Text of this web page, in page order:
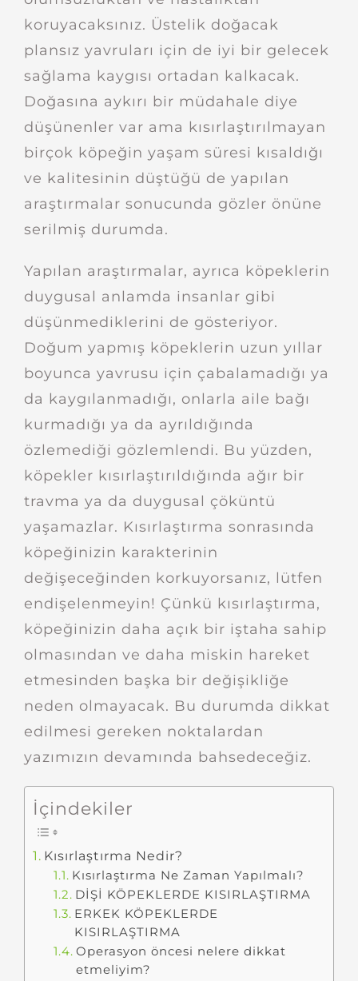
koruyacaksınız. Üstelik doğacak
plansız yavruları için de iyi bir gelecek
sağlama kaygısı ortadan kalkacak.
Doğasına aykırı bir müdahale diye
düşünenler var ama kısırlaştırılmayan
birçok köpeğin yaşam süresi kısaldığı
ve kalitesinin düştüğü de yapılan
araştırmalar sonucunda gözler önüne
serilmiş durumda.
Yapılan araştırmalar, ayrıca köpeklerin
duygusal anlamda insanlar gibi
düşünmediklerini de gösteriyor.
Doğum yapmış köpeklerin uzun yıllar
boyunca yavrusu için çabalamadığı ya
da kaygılanmadığı, onlarla aile bağı
kurmadığı ya da ayrıldığında
özlemediği gözlemlendi. Bu yüzden,
köpekler kısırlaştırıldığında ağır bir
travma ya da duygusal çöküntü
yaşamazlar. Kısırlaştırma sonrasında
köpeğinizin karakterinin
değişeceğinden korkuyorsanız, lütfen
endişelenmeyin! Çünkü kısırlaştırma,
köpeğinizin daha açık bir iştaha sahip
olmasından ve daha miskin hareket
etmesinden başka bir değişikliğe
neden olmayacak. Bu durumda dikkat
edilmesi gereken noktalardan
yazımızın devamında bahsedeceğiz.
İçindekiler
Kısırlaştırma Nedir?
Kısırlaştırma Ne Zaman Yapılmalı?
DİŞİ KÖPEKLERDE KISIRLAŞTIRMA
ERKEK KÖPEKLERDE
KISIRLAŞTIRMA
Operasyon öncesi nelere dikkat
etmeliyim?